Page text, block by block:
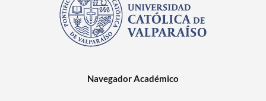
Navegador Académico